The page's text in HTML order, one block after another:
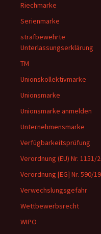
Riechmarke
Serienmarke
strafbewehrte
Unterlassungserklärung
TM
Unionskollektivmarke
Unionsmarke
Unionsmarke anmelden
Unternehmensmarke
Verfügbarkeitsprüfung
Verordnung (EU) Nr. 1151/
Verordnung [EG] Nr. 590/
Verwechslungsgefahr
Wettbewerbsrecht
WIPO